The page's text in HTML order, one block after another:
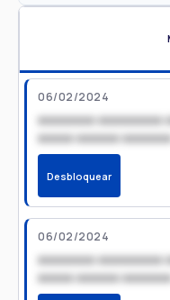
06/02/2024
xxxxxxxx xxxxxxxxx
xxxxx xxxxxx
Desbloquear
06/02/2024
xxxxxxxx xxxxxxxxx
xxxxx xxxxxx